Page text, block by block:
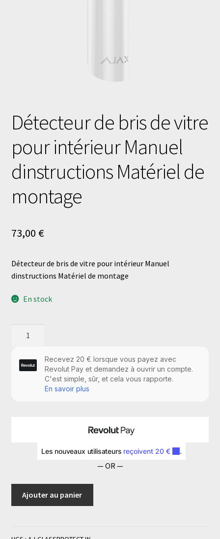
Détecteur de bris de vitre
pour intérieur Manuel
dinstructions Matériel de
montage
73,00 €
Détecteur de bris de vitre pour intérieur Manuel
dinstructions Matériel de montage
En stock
dinstructions
montage
— OR —
Ajouter au panier